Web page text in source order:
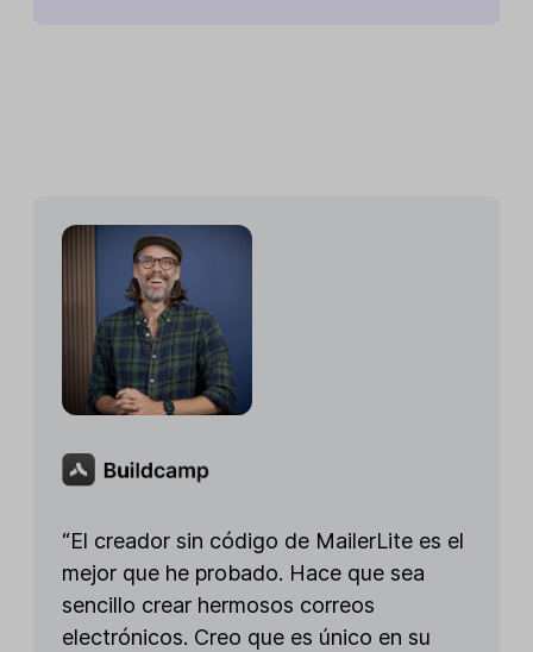
“El creador sin código de MailerLite es el
mejor que he probado. Hace que sea
sencillo crear hermosos correos
electrónicos. Creo que es único en su